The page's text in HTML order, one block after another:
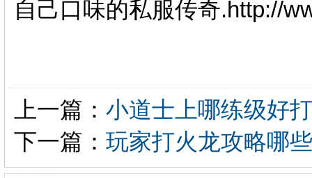
自己口味的私服传奇.http://
上一篇： 小道士上哪练级好
下一篇： 玩家打火龙攻略哪